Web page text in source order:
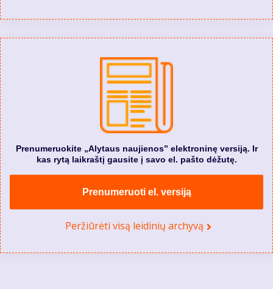
Prenumeruokite „Alytaus naujienos” elektroninę versiją. Ir
kas rytą laikraštį gausite į savo el. pašto dėžutę.
Prenumeruoti el. versiją
Peržiūrėti visą leidinių archyvą